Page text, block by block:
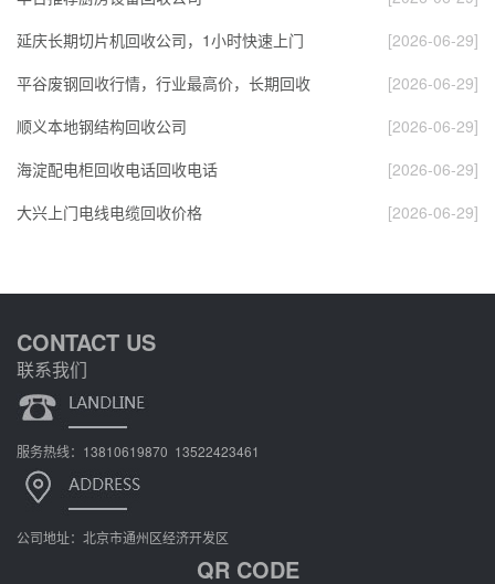
延庆长期切片机回收公司，1小时快速上门
[2026-06-29]
平谷废钢回收行情，行业最高价，长期回收
[2026-06-29]
顺义本地钢结构回收公司
[2026-06-29]
海淀配电柜回收电话回收电话
[2026-06-29]
大兴上门电线电缆回收价格
[2026-06-29]
CONTACT US
联系我们
服务热线：13810619870 13522423461
公司地址：北京市通州区经济开发区
QR CODE